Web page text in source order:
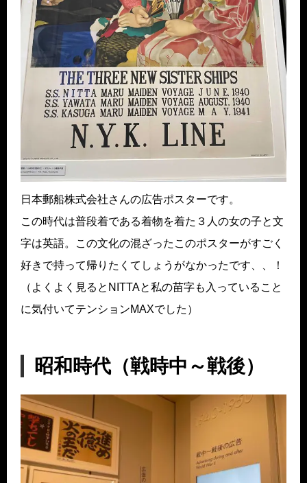
日本郵船株式会社さんの広告ポスターです。
この時代は普段着である着物を着た３人の女の子と文
字は英語。この文化の混ざったこのポスターがすごく
好きで持って帰りたくてしょうがなかったです、、！
（よくよく見るとNITTAと私の苗字も入っていること
に気付いてテンションMAXでした）
昭和時代（戦時中～戦後）